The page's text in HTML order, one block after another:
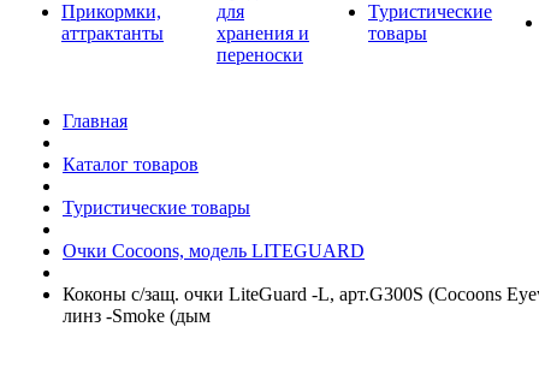
Прикормки,
аттрактанты
для
хранения и
переноски
Туристические
товары
Главная
Каталог товаров
Туристические товары
Очки Cocoons, модель LITEGUARD
Коконы c/защ. очки LiteGuard -L, арт.G300S (Cocoons
линз -Smoke (дым